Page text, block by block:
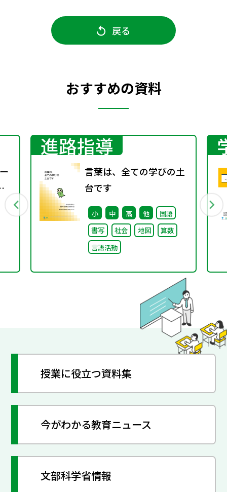
戻る
おすすめの資料
進路指導
言葉は、全ての学びの土
台です
小 中 高 他
国語
書写
社会 地図
算数
言語活動
授業に役立つ資料集
今がわかる教育ニュース
文部科学省情報